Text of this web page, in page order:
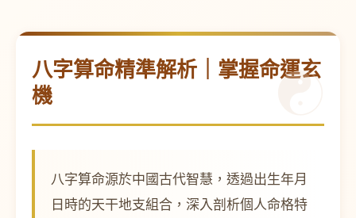
八字算命精準解析｜掌握命運玄
機
八字算命源於中國古代智慧，透過出生年月
日時的天干地支組合，深入剖析個人命格特